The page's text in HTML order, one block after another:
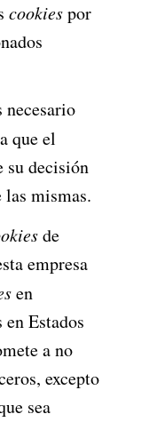
cookiespor
necesario
que el
su decisión
las mismas.
de
empresa
en
Estados
a no
excepto
sea